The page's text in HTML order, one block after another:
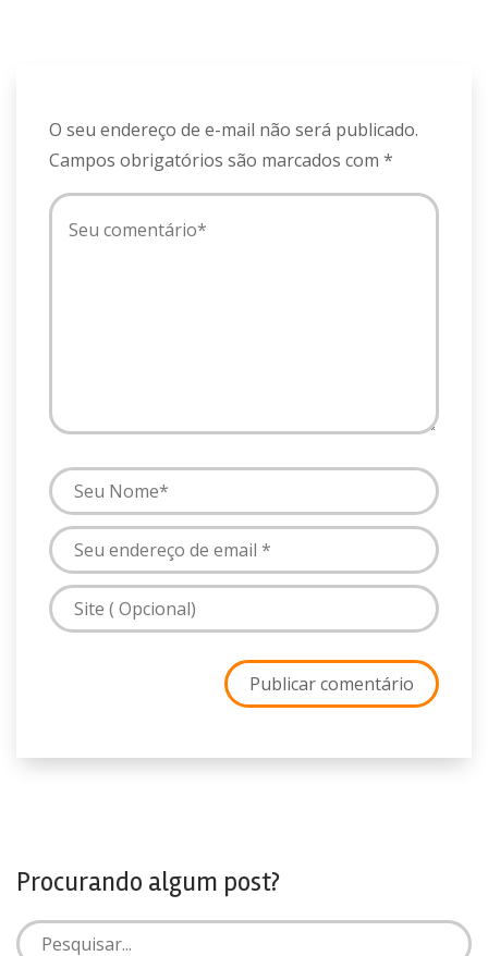
O seu endereço de e-mail não será publicado.
Campos obrigatórios são marcados com *
Procurando algum post?